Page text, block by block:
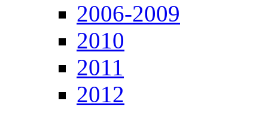
2006-2009
2010
2011
2012